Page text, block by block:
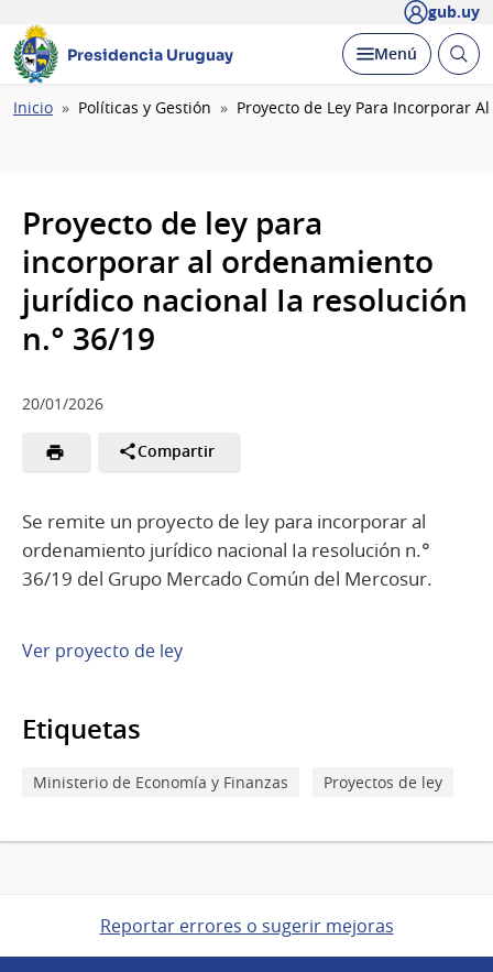
gub.uy
Presidencia Uruguay Desplegar
Menú Abrir
Ruta
Inicio Políticas y Gestión Proyecto de Ley Para Incorporar
Proyecto de ley para
incorporar al ordenamiento
jurídico nacional Ia resolución
n.° 36/19
20/01/2026
Compartir
Se remite un proyecto de ley para incorporar al
ordenamiento jurídico nacional Ia resolución n.°
36/19 del Grupo Mercado Común del Mercosur.
Ver proyecto de ley
Etiquetas
Ministerio de Economía y Finanzas Proyectos de ley
Reportar errores o sugerir mejoras